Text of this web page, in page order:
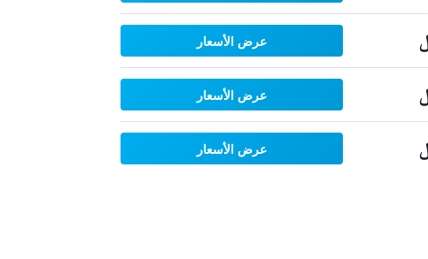
عرض الأسعار
عرض الأسعار
عرض الأسعار